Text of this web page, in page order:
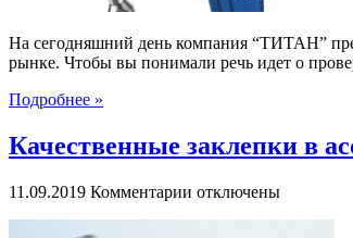
На сегодняшний день компания “ТИТАН”
рынке. Чтобы вы понимали речь идет о
Подробнее »
Качественные заклепки в
11.09.2019 Комментарии котключены